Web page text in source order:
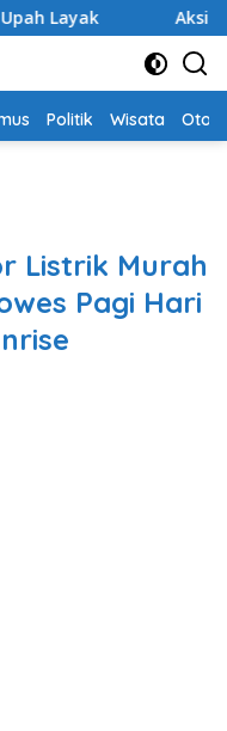
Aksi Nyata DPD
Politik Wisata Oto
Listrik Murah
Pagi Hari